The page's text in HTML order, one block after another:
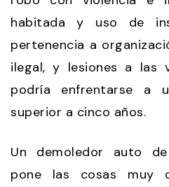
habitada y uso de
pertenencia a
ilegal, y lesiones a las
podría enfrentarse a
superior a cinco años.
Un demoledor auto
pone las cosas muy